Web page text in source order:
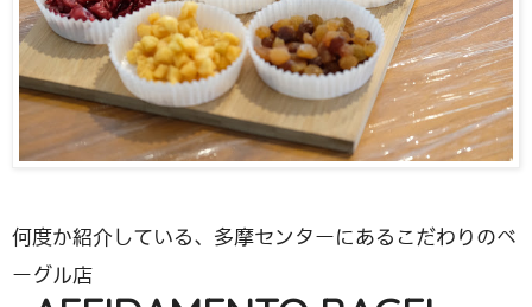
何度か紹介している、多摩センターにあるこだわりのベ
ーグル店